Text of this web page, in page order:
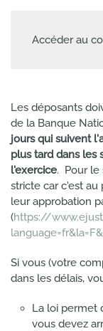
Accéder au
Les déposants
de la Banque
jours qui suivent
plus tard dans les
l'exercice. Pour le
stricte car c'est au
leur approbation
(https://
Si vous (votre
dans les délais,
La loi permet
vous devez